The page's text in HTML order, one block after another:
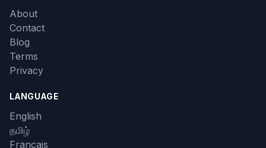
About
Contact
Blog
Terms
Privacy
LANGUAGE
English
தமிழ்
Français